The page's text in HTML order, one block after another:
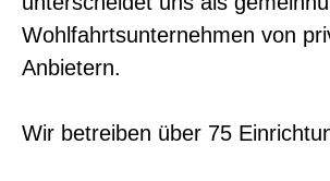
Wohlfahrtsunternehmen von
Anbietern.
Wir betreiben über 75